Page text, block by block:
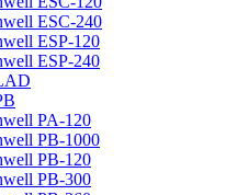
ESC-240
ESP-120
ESP-240
PA-120
PB-1000
PB-120
PB-300